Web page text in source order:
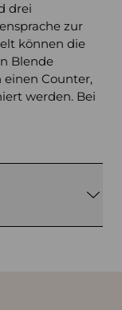
drei
zur
können die
Blende
Counter,
werden. Bei